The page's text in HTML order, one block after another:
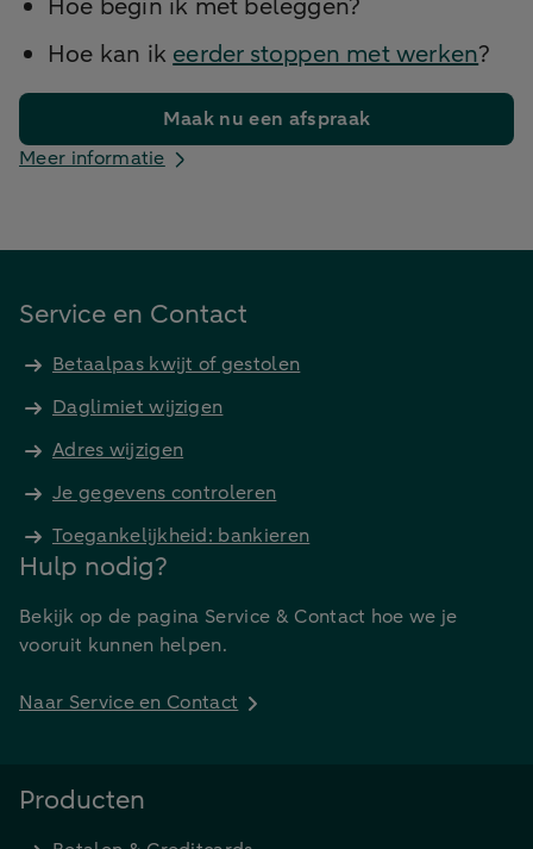
Hoe kan ik eerder stoppen met werken?
Maak nu een afspraak
Meer informatie
Service en Contact
Betaalpas kwijt of gestolen
Daglimiet wijzigen
Adres wijzigen
Je gegevens controleren
Toegankelijkheid: bankieren
Hulp nodig?
Bekijk op de pagina Service & Contact hoe we je
vooruit kunnen helpen.
Naar Service en Contact
Producten